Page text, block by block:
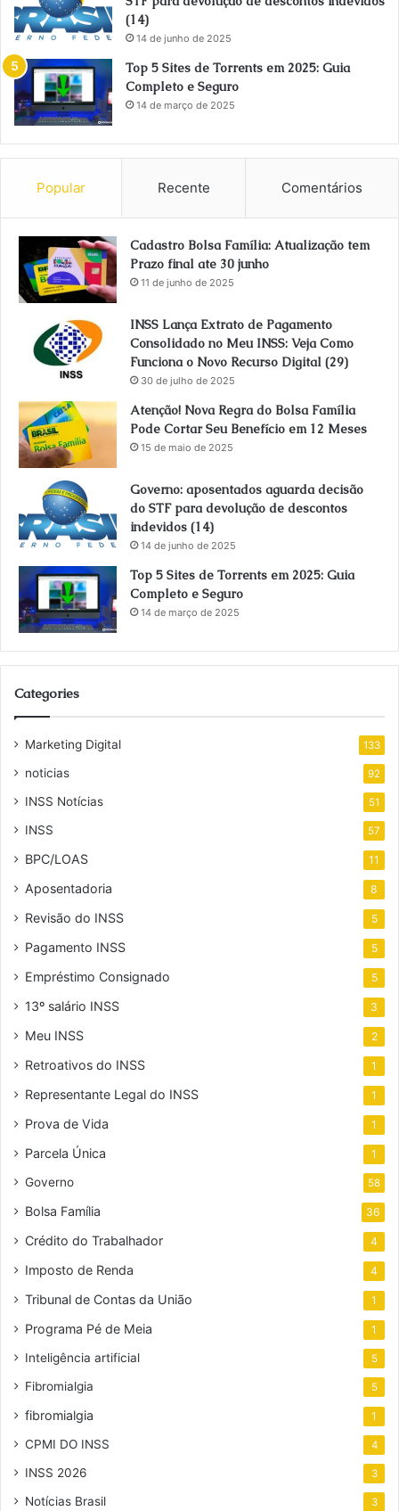
(14)
14 de junho de 2025
Top 5 Sites de Torrents em 2025: Guia
Completo e Seguro
14 de março de 2025
Popular Recente Comentários
Cadastro Bolsa Família: Atualização tem
Prazo final ate 30 junho
11 de junho de 2025
INSS Lança Extrato de Pagamento
Consolidado no Meu INSS: Veja Como
Funciona o Novo Recurso Digital (29)
30 de julho de 2025
Atenção! Nova Regra do Bolsa Família
Pode Cortar Seu Benefício em 12 Meses
15 de maio de 2025
Governo: aposentados aguarda decisão
do STF para devolução de descontos
indevidos (14)
14 de junho de 2025
Top 5 Sites de Torrents em 2025: Guia
Completo e Seguro
14 de março de 2025
Categories
Marketing Digital 133
noticias 92
INSS Notícias 51
INSS 57
BPC/LOAS 11
Aposentadoria 8
Revisão do INSS 5
Pagamento INSS 5
Empréstimo Consignado 5
13º salário INSS 3
Meu INSS 2
Retroativos do INSS 1
Representante Legal do INSS 1
Prova de Vida 1
Parcela Única 1
Governo 58
Bolsa Família 36
Crédito do Trabalhador 4
Imposto de Renda 4
Tribunal de Contas da União 1
Programa Pé de Meia 1
Inteligência artificial 5
Fibromialgia 5
fibromialgia 1
CPMI DO INSS 4
INSS 2026 3
Notícias Brasil 3